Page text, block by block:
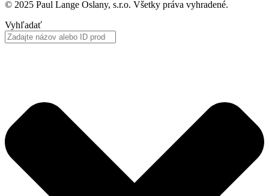
© 2025 Paul Lange Oslany, s.r.o. Všetky práva vyhradené.
Vyhľadať